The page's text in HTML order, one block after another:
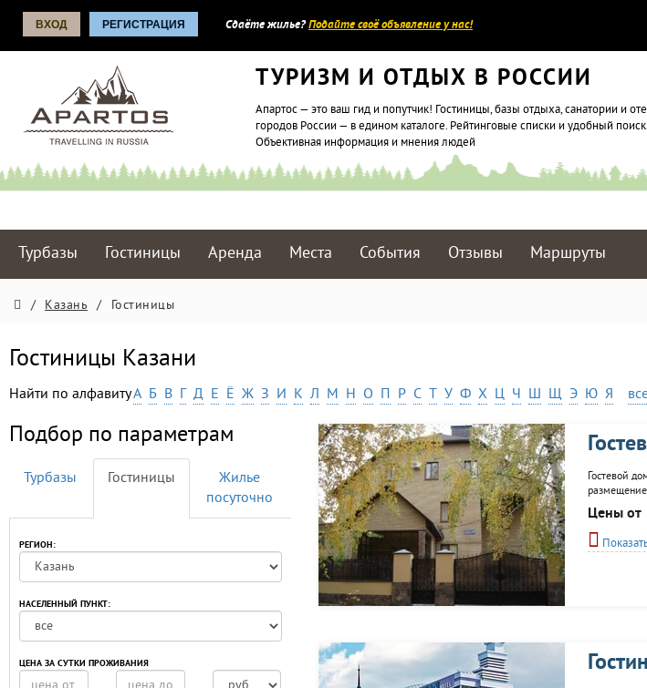
ВХОД РЕГИСТРАЦИЯ Сдаёте жилье?Подайте своё объявление у нас!
ТУРИЗМ И ОТДЫХ В РОССИИ
Апартос — это ваш гид и попутчик! Гостиницы, базы отдыха, санатории и
городов России — в едином каталоге. Рейтинговые списки и удобный поиск.
Объективная информация и мнения людей
Турбазы Гостиницы Аренда Места События Отзывы Маршруты
/ Казань / Гостиницы
Гостиницы Казани
Найти по алфавитуА Б В Г Д Е Ё Ж З И К Л М Н О П Р С Т У Ф Х Ц Ч Ш Щ Э Ю Я
Подбор по параметрам
Турбазы Гостиницы
Жилье
посуточно
РЕГИОН:
НАСЕЛЕННЫЙ ПУНКТ:
ЦЕНА ЗА СУТКИ ПРОЖИВАНИЯ
Гостевой
экскурсий
Цены от